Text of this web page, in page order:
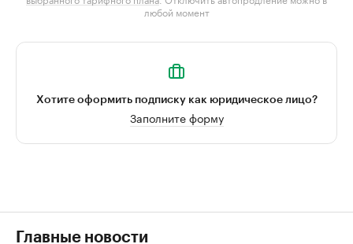
любой момент
Хотите оформить подписку как юридическое лицо?
Заполните форму
Главные новости